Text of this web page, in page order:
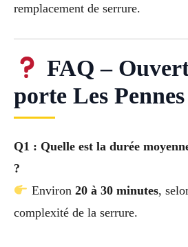
remplacement de serrure.
FAQ –
porte Les
Q1 : Quelle est la durée
?
Environ 20 à 30 minutes,
complexité de la serrure.